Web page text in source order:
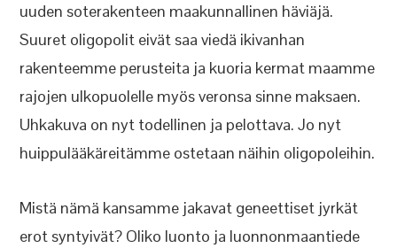
uuden soterakenteen maakunnallinen häviäjä.
Suuret oligopolit eivät saa viedä ikivanhan
rakenteemme perusteita ja kuoria kermat maamme
rajojen ulkopuolelle myös veronsa sinne maksaen.
Uhkakuva on nyt todellinen ja pelottava. Jo nyt
huippulääkäreitämme ostetaan näihin oligopoleihin.
Mistä nämä kansamme jakavat geneettiset jyrkät
erot syntyivät? Oliko luonto ja luonnonmaantiede